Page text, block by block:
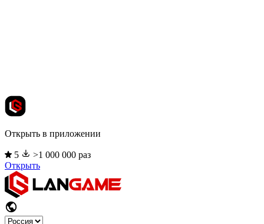
Открыть в приложении
5
>1 000 000 раз
Открыть